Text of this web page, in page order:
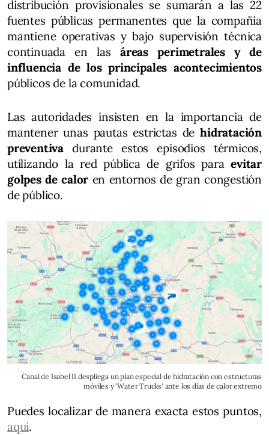
distribución provisionales se sumarán a las 22
fuentes públicas permanentes que la compañía
mantiene operativas y bajo supervisión técnica
continuada en las áreas perimetrales y de
influencia de los principales acontecimientos
públicos de la comunidad.
Las autoridades insisten en la importancia de
mantener unas pautas estrictas dehidratación
preventiva durante estos episodios térmicos,
utilizando la red pública de grifos paraevitar
golpes de calor en entornos de gran congestión
de público.
Canal de Isabel II despliega un plan especial de hidratación con estructuras
móviles y 'Water Trucks' ante los días de calor extremo
Puedes localizar de manera exacta estos puntos,
aquí.